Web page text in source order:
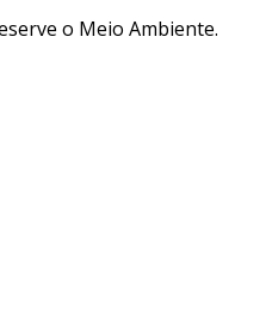
o Meio Ambiente.